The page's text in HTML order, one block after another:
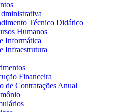
Técnico Didático
Humanos
Informática
Infraestrutura
Financeira
de Contratações Anual